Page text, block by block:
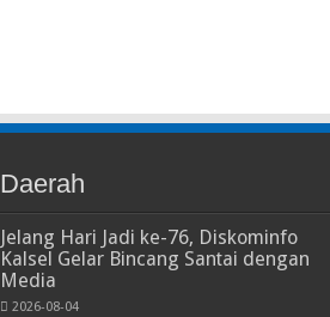
Daerah
Jelang Hari Jadi ke-76, Diskominfo
Kalsel Gelar Bincang Santai dengan
Media
2026-08-04